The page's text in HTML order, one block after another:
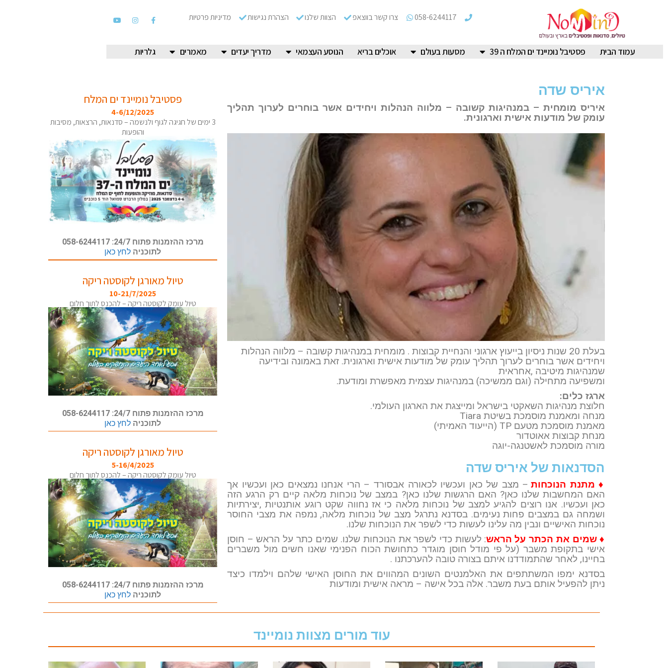
058-6244117 צרו קשר בווצאפ הצוות שלנו הצהרת נגישות מדיניות פרטיות
עמוד הבית פסטיבל נומיינד ים המלח ה 39 מסעות בעולם אוכלים בריא הנוסע העצמאי מדריך יעדים מאמרים גלריות
איריס שדה
איריס מומחית – במנהיגות קשובה – מלווה הנהלות ויחידים אשר בוחרים לערוך תהליך
עומק של מודעות אישית וארגונית.
בעלת 20 שנות ניסיון בייעוץ ארגוני והנחיית קבוצות . מומחית במנהיגות קשובה – מלווה הנהלות
ויחידים אשר בוחרים לערוך תהליך עומק של מודעות אישית וארגונית. זאת באמונה ובידיעה
שמנהיגות מיטיבה ,אחראית
ומשפיעה מתחילה (וגם ממשיכה) במנהיגות עצמית מאפשרת ומודעת.
ארגז כלים:
חלוצת מנהיגות השאקטי בישראל ומייצגת את הארגון העולמי.
מנחה ומאמנת מוסמכת בשיטת Tiara
מאמנת מוסמכת מטעם TP (הייעוד האמיתי)
מנחת קבוצות אאוטדור
מורה מוסמכת לאשטנגה-יוגה
הסדנאות של איריס שדה
♦ מתנת הנוכחות– מצב של כאן ועכשיו לכאורה אבסורד – הרי אנחנו נמצאים כאן ועכשיו אך
האם המחשבות שלנו כאן? האם הרגשות שלנו כאן? במצב של נוכחות מלאה קיים רק הרגע הזה
כאן ועכשיו. אנו רוצים להגיע למצב של נוכחות מלאה כי אז נחווה שקט רוגע אותנטיות ,יצירתיות
ושמחה גם במצבים פחות נעימים. בסדנא נתרגל מצב של נוכחות מלאה, נמפה את מצבי החוסר
נוכחות האישיים ונבין מה עלינו לעשות כדי לשפר את הנוכחות שלנו.
♦ שמים את הכתר על הראש: לעשות כדי לשפר את הנוכחות שלנו. שמים כתר על הראש – חוסן
אישי בתקופת משבר (על פי מודל חוסן מוגדר כתחושת הכוח הפנימי שאנו חשים מול משברים
בחיינו, לאחר שהתמודדנו איתם בצורה טובה להערכתנו .
בסדנא ימפו המשתתפים את האלמנטים השונים המהווים את החוסן האישי שלהם וילמדו כיצד
ניתן להפעיל אותם בעת משבר. אלה בכל אישה – מראה אישית ומודעות
פסטיבל נומיינד ים המלח
4-6/12/2025
3 ימים של חגיגה לגוף ולנשמה – סדנאות, הרצאות, מסיבות
והופעות
מרכז ההזמנות פתוח 24/7: 058-6244117
לתוכניה לחץ כאן
טיול מאורגן לקוסטה ריקה
10-21/7/2025
טיול עומק לקוסטה ריקה – להכנס לתוך חלום
מרכז ההזמנות פתוח 24/7: 058-6244117
לתוכניה לחץ כאן
טיול מאורגן לקוסטה ריקה
5-16/4/2025
טיול עומק לקוסטה ריקה – להכנס לתוך חלום
מרכז ההזמנות פתוח 24/7: 058-6244117
לתוכניה לחץ כאן
עוד מורים מצוות נומיינד